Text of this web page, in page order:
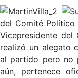
del Comité Político
Vicepresidente del
realizó un alegato
al partido pero no
aún, pertenece